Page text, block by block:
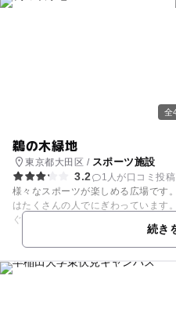
ばあちゃんたちとお出かけにもおす
全
鵜の木緑地
東京都大田区 / スポーツ施設
3.2
1人が口コミ投稿
様々なスポーツが楽しめる広場です
はたくさんの人でにぎわっています
ぐです。
続き